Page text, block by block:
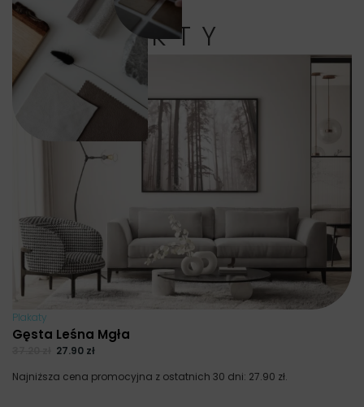
PRODUKTY
Plakaty
Gęsta Leśna Mgła
27.90 zł
Najniższa cena promocyjna z ostatnich 30 dni: 27.90 zł.